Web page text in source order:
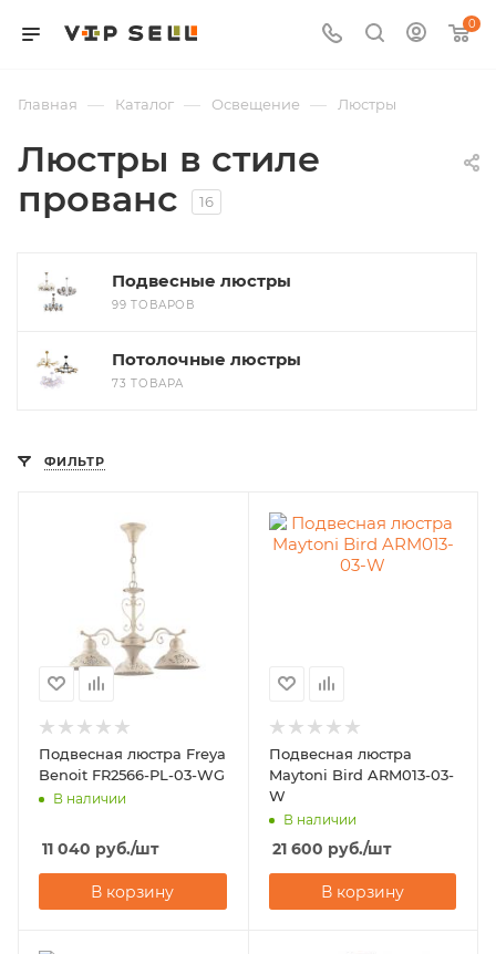
0
Главная — Каталог — Освещение — Люстры
Люстры в стиле
прованс
16
Подвесные люстры
99 ТОВАРОВ
Потолочные люстры
73 ТОВАРА
ФИЛЬТР
Подвесная люстра Freya
Benoit FR2566-PL-03-WG
В наличии
11 040 руб./шт
В корзину
Подвесная люстра
Maytoni Bird ARM013-03-
W
В наличии
21 600 руб./шт
В корзину